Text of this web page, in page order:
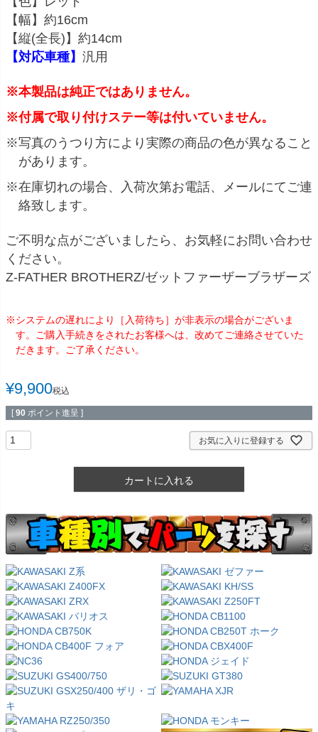
【幅】約16cm
【縦(全長)】約14cm
【対応車種】 汎用
※本製品は純正ではありません。
※付属で取り付けステー等は付いていません。
※写真のうつり方により実際の商品の色が異なること
があります。
※在庫切れの場合、入荷次第お電話、メールにてご連
絡致します。
ご不明な点がございましたら、お気軽にお問い合わせ
ください。
Z-FATHER BROTHERZ/ゼットファーザーブラザーズ
※システムの遅れにより［入荷待ち］が非表示の場合がございま
す。ご購入手続きをされたお客様へは、改めてご連絡させていた
だきます。ご了承ください。
¥9,900税込
[ 90 ポイント進呈 ]
お気に入りに登録する
カートに入れる